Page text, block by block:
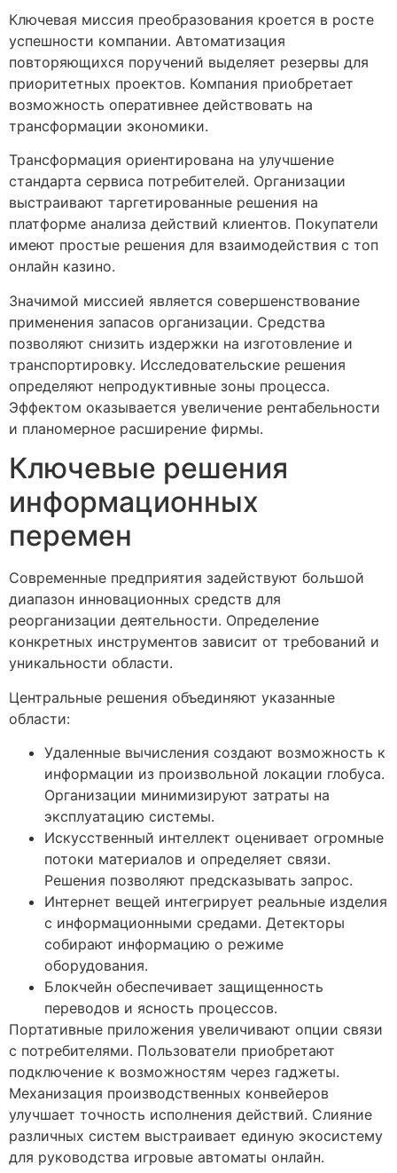
Ключевая миссия преобразования кроется в росте
успешности компании. Автоматизация
повторяющихся поручений выделяет резервы для
приоритетных проектов. Компания приобретает
возможность оперативнее действовать на
трансформации экономики.
Трансформация ориентирована на улучшение
стандарта сервиса потребителей. Организации
выстраивают таргетированные решения на
платформе анализа действий клиентов. Покупатели
имеют простые решения для взаимодействия с топ
онлайн казино.
Значимой миссией является совершенствование
применения запасов организации. Средства
позволяют снизить издержки на изготовление и
транспортировку. Исследовательские решения
определяют непродуктивные зоны процесса.
Эффектом оказывается увеличение рентабельности
и планомерное расширение фирмы.
Ключевые решения
информационных
перемен
Современные предприятия задействуют большой
диапазон инновационных средств для
реорганизации деятельности. Определение
конкретных инструментов зависит от требований и
уникальности области.
Центральные решения объединяют указанные
области:
Удаленные вычисления создают возможность к
информации из произвольной локации глобуса.
Организации минимизируют затраты на
эксплуатацию системы.
Искусственный интеллект оценивает огромные
потоки материалов и определяет связи.
Решения позволяют предсказывать запрос.
Интернет вещей интегрирует реальные изделия
с информационными средами. Детекторы
собирают информацию о режиме
оборудования.
Блокчейн обеспечивает защищенность
переводов и ясность процессов.
Портативные приложения увеличивают опции связи
с потребителями. Пользователи приобретают
подключение к возможностям через гаджеты.
Механизация производственных конвейеров
улучшает точность исполнения действий. Слияние
различных систем выстраивает единую экосистему
для руководства игровые автоматы онлайн.